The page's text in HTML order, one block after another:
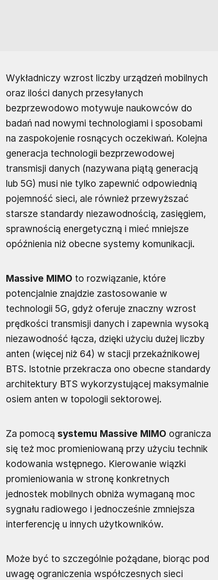
Wykładniczy wzrost liczby urządzeń mobilnych
oraz ilości danych przesyłanych
bezprzewodowo motywuje naukowców do
badań nad nowymi technologiami i sposobami
na zaspokojenie rosnących oczekiwań. Kolejna
generacja technologii bezprzewodowej
transmisji danych (nazywana piątą generacją
lub 5G) musi nie tylko zapewnić odpowiednią
pojemność sieci, ale również przewyższać
starsze standardy niezawodnością, zasięgiem,
sprawnością energetyczną i mieć mniejsze
opóźnienia niż obecne systemy komunikacji.
Massive MIMO to rozwiązanie, które
potencjalnie znajdzie zastosowanie w
technologii 5G, gdyż oferuje znaczny wzrost
prędkości transmisji danych i zapewnia wysoką
niezawodność łącza, dzięki użyciu dużej liczby
anten (więcej niż 64) w stacji przekaźnikowej
BTS. Istotnie przekracza ono obecne standardy
architektury BTS wykorzystującej maksymalnie
osiem anten w topologii sektorowej.
Za pomocą systemu Massive MIMO ogranicza
się też moc promieniowaną przy użyciu technik
kodowania wstępnego. Kierowanie wiązki
promieniowania w stronę konkretnych
jednostek mobilnych obniża wymaganą moc
sygnału radiowego i jednocześnie zmniejsza
interferencję u innych użytkowników.
Może być to szczególnie pożądane, biorąc pod
uwagę ograniczenia współczesnych sieci